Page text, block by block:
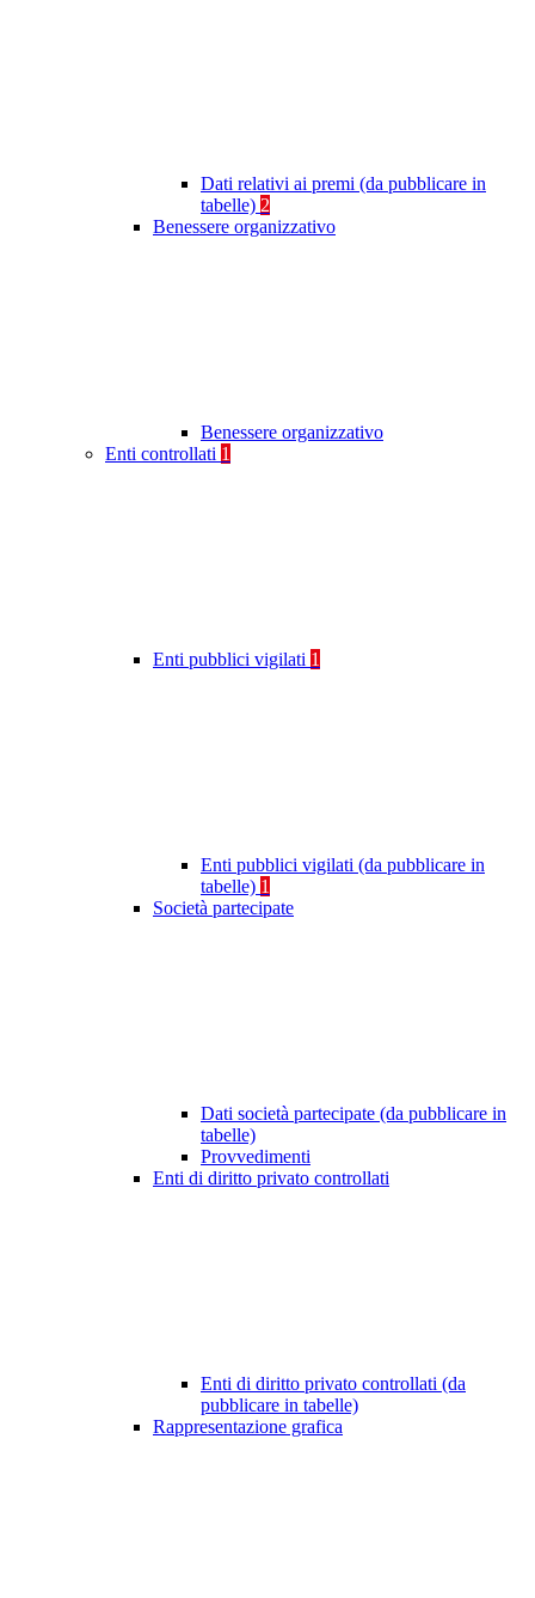
Dati relativi ai premi (da pubblicare in
tabelle) 2
Benessere organizzativo
Benessere organizzativo
Enti controllati 1
Enti pubblici vigilati 1
Enti pubblici vigilati (da pubblicare in
tabelle) 1
Società partecipate
Dati società partecipate (da pubblicare in
tabelle)
Provvedimenti
Enti di diritto privato controllati
Enti di diritto privato controllati (da
pubblicare in tabelle)
Rappresentazione grafica